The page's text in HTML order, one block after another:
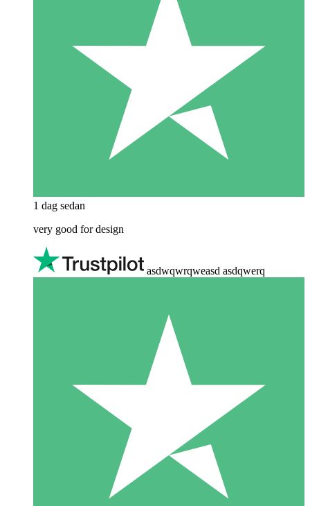
1 dag sedan
very good for design
asdwqwrqweasd asdqwerq